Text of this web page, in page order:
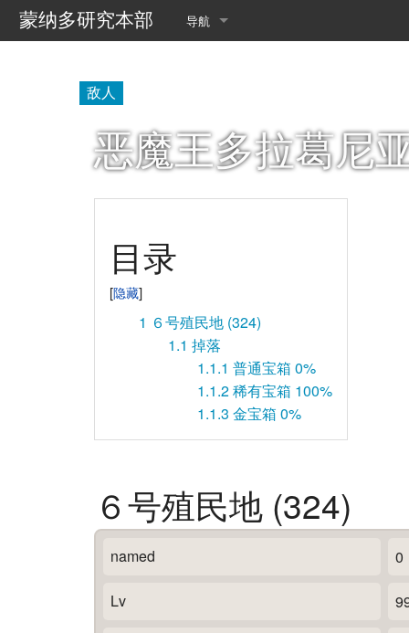
蒙纳多研究本部 导航
随机页面
敌人
恶魔王多拉葛尼
目录
1 ６号殖民地 (324)
1.1 掉落
1.1.1 普通宝箱 0%
1.1.2稀有宝箱 100%
1.1.3 金宝箱 0%
６号殖民地 (324)
named 0
Lv